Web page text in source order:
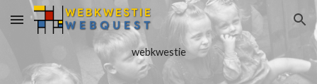
Skip to main content Skip to navigation
webkwestie